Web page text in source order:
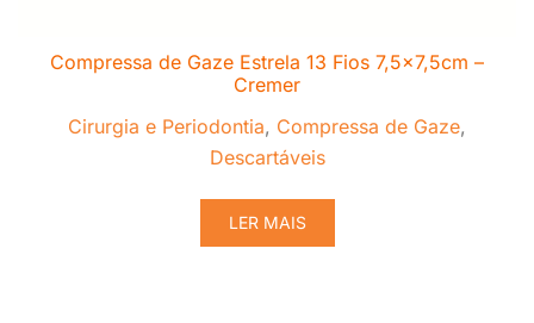
Compressa de Gaze Estrela 13 Fios 7,5×7,5cm –
Cremer
Cirurgia e Periodontia, Compressa de Gaze,
Descartáveis
LER MAIS